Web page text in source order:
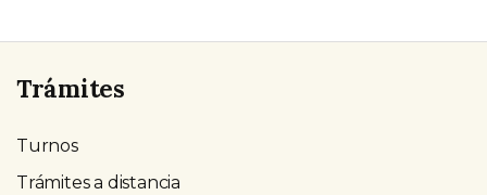
Trámites
Turnos
Trámites a distancia